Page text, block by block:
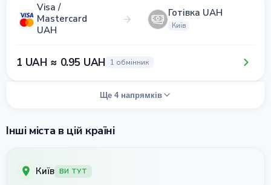
Visa /
Mastercard
UAH
Готівка UAH
Київ
1 UAH ≈ 0.95 UAH 1 обмінник
Ще 4 напрямків
Інші міста в цій країні
Київ ВИ ТУТ